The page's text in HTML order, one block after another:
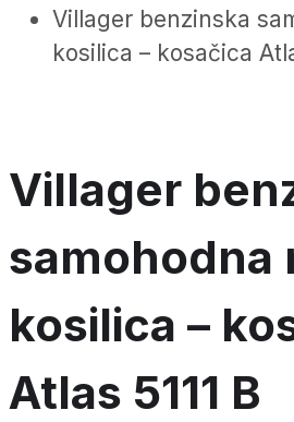
Villager benzinska
kosilica – kosačica
Villager
samohodna
kosilica –
Atlas 5111 B